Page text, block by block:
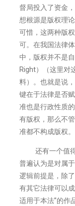
督局投入了资金
想根源是版权理论
可惜，这两种版
可。在我国法律
中，版权并不是
Right）（这里对
料）。也就是说
键在于法律是否
准也是行政性质
有版权，那么不
准都不构成版权。
还有一个值得
普遍认为是对属
逻辑前提是，除
有其它法律可以
适用于本法”的作